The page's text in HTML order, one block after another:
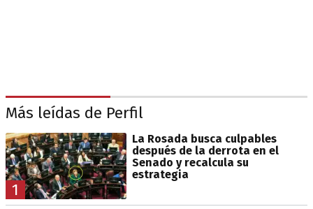
Más leídas de Perfil
1
La Rosada busca culpables
después de la derrota en el
Senado y recalcula su
estrategia